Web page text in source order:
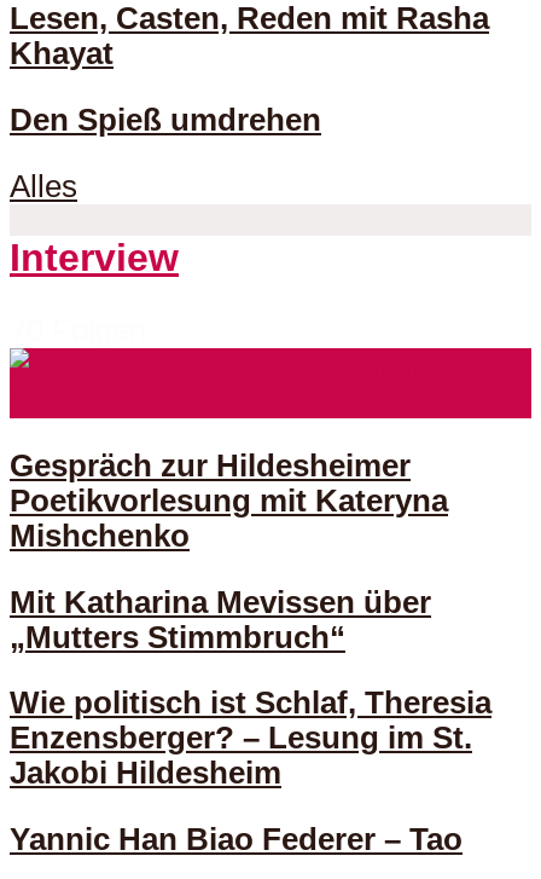
Lesen, Casten, Reden mit Rasha
Khayat
Den Spieß umdrehen
Alles
Interview
Gespräch zur Hildesheimer
Poetikvorlesung mit Kateryna
Mishchenko
Mit Katharina Mevissen über
„Mutters Stimmbruch“
Wie politisch ist Schlaf, Theresia
Enzensberger? – Lesung im St.
Jakobi Hildesheim
Yannic Han Biao Federer – Tao